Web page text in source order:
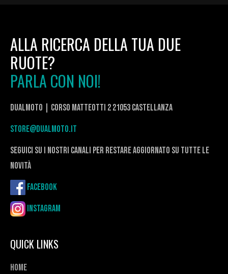
ALLA RICERCA DELLA TUA DUE
RUOTE?
PARLA CON NOI!
DualMoto | corso Matteotti 2 21053 Castellanza
store@dualmoto.it
seguici su i nostri canali per restare aggiornato su tutte le
novità
Facebook
Instagram
QUICK LINKS
Home